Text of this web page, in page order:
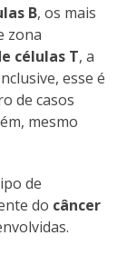
B, os mais
zona
células T, a
esse é
de casos
mesmo
de
do câncer